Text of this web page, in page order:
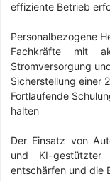
effiziente Betrieb
Personalbezogene
Fachkräfte mit
Stromversorgung
Sicherstellung einer
Fortlaufende
halten
Der Einsatz von
und KI-gestützter
entschärfen und die